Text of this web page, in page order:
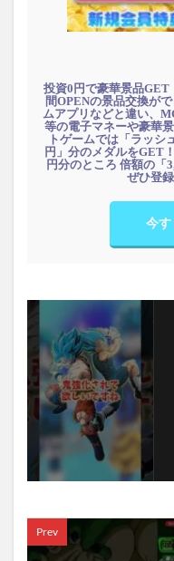
投資0円で豪華景品GET
間OPENの景品交換が
ムアプリなどと違い、
等の電子マネーや豪華
トゲームでは「ラッシ
円」分のメダルをGET
円分のところ 倍額の「
ぜひ登
今
Prev